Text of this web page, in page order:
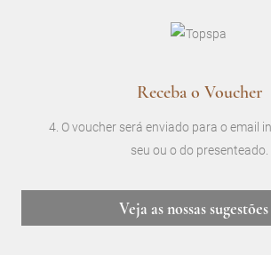
Receba o Voucher
4. O voucher será enviado para o email
seu ou o do presenteado.
Veja as nossas sugestões